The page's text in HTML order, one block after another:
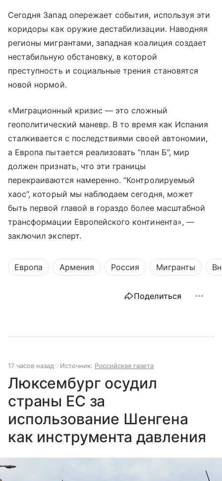
Сегодня Запад опережает события, используя эти
коридоры как оружие дестабилизации. Наводняя
регионы мигрантами, западная коалиция создает
нестабильную обстановку, в которой
преступность и социальные трения становятся
новой нормой.
«Миграционный кризис — это сложный
геополитический маневр. В то время как Испания
сталкивается с последствиями своей автономии,
а Европа пытается реализовать “план Б”, мир
должен признать, что эти границы
перекраиваются намеренно. “Контролируемый
хаос”, который мы наблюдаем сегодня, может
быть первой главой в гораздо более масштабной
трансформации Европейского континента», —
заключил эксперт.
Европа Армения Россия Мигранты
Поделиться
17 часов назад Источник: Российская газета
Люксембург осудил
страны ЕС за
использование Шенгена
как инструмента давления